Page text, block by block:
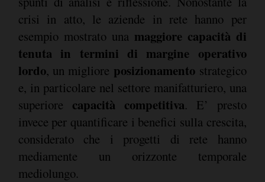
crisi in atto, le aziende in rete hanno per
esempio mostrato una maggiore capacità di
tenuta in termini di margine operativo
lordo, un migliore posizionamentostrategico
e, in particolare nel settore manifatturiero, una
superiore capacità competitiva. E’ presto
invece per quantificare i benefici sulla crescita,
considerato che i progetti di rete hanno
mediamente un orizzonte temporale
mediolungo.